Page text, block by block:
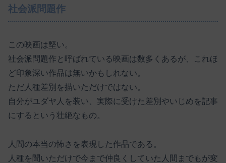
社会派問題作
この映画は堅い。
社会派問題作と呼ばれている映画は数多くあるが、これほ
ど印象深い作品は無いかもしれない。
ただ人種差別を描いただけではない。
自分がユダヤ人を装い、実際に受けた差別やいじめを記事
にするという壮絶なもの。
人間の本当の怖さを表現した作品である。
人種を聞いただけで今まで仲良くしていた人間までもが変